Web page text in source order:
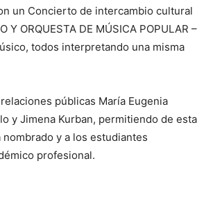
un Concierto de intercambio cultural
ORQUESTA DE MÚSICA POPULAR –
todos interpretando una misma
públicas María Eugenia
y Jimena Kurban, permitiendo de esta
y a los estudiantes
profesional.